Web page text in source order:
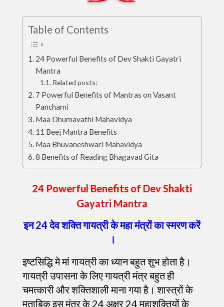
Table of Contents
24 Powerful Benefits of Dev Shakti Gayatri
Mantra
Related posts:
7 Powerful Benefits of Mantras on Vasant
Panchami
Maa Dhumavathi Mahavidya
11 Beej Mantra Benefits
Maa Bhuvaneshwari Mahavidya
8 Benefits of Reading Bhagavad Gita
24 Powerful Benefits of Dev Shakti
Gayatri Mantra
इन 24 देव शक्ति गायत्री के महा मंत्रों का स्मरण करें
।
इष्टसिद्धि मे मां गायत्री का ध्यान बहुत शुभ होता है।
गायत्री उपासना के लिए गायत्री मंत्र बहुत ही
चमत्कारी और शक्तिशाली माना गया है। शास्त्रों के
मुताबिक इस मंत्र के 24 अक्षर 24 महाशक्तियों के